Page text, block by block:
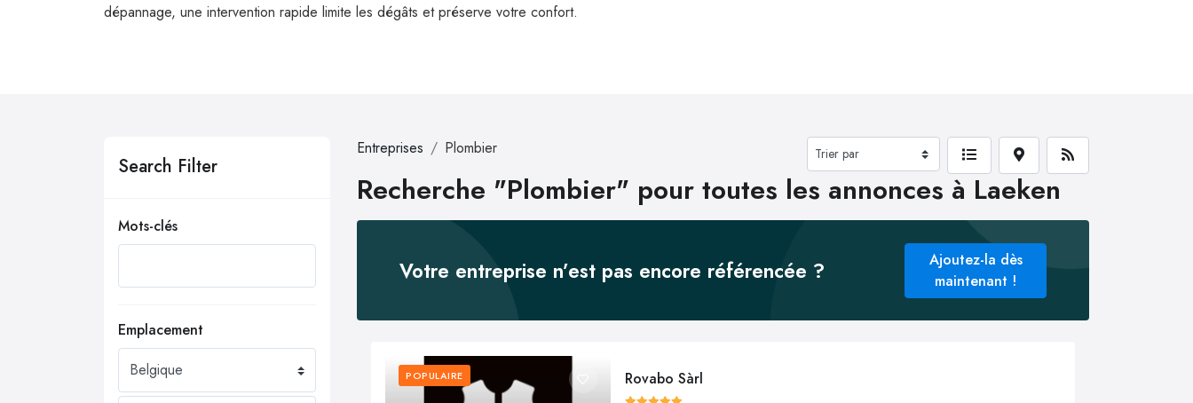
dépannage, une intervention rapide limite les dégâts et préserve votre confort.
Search Filter
Mots-clés
Emplacement
Entreprises Plombier
Recherche "Plombier" pour toutes les annonces à Laeken
Votre entreprise n’est pas encore référencée ?
Ajoutez-la dès
maintenant !
POPULAIRE Rovabo Sàrl